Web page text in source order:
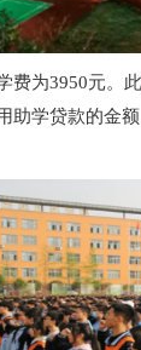
费为3950元。
助学贷款的金